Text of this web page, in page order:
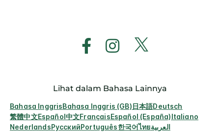
Lihat dalam Bahasa Lainnya
Bahasa InggrisBahasa Inggris (GB)日本語Deutsch
繁體中文Español中文FrançaisEspañol (España)Italiano
NederlandsРусскийPortuguês한국어ไทยالعربية